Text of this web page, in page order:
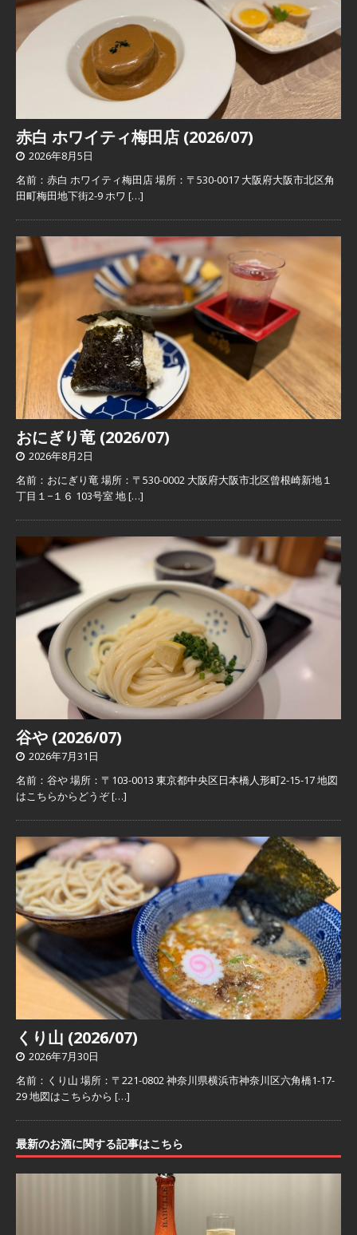
赤白 ホワイティ梅田店 (2026/07)
2026年8月5日
名前：赤白 ホワイティ梅田店 場所：〒530-0017 大阪府大阪市北区角
田町梅田地下街2-9 ホワ […]
おにぎり竜 (2026/07)
2026年8月2日
名前：おにぎり竜 場所：〒530-0002 大阪府大阪市北区曾根崎新地１
丁目１−１６ 103号室 地[…]
谷や (2026/07)
2026年7月31日
名前：谷や 場所：〒103-0013 東京都中央区日本橋人形町2-15-17 地図
はこちらからどうぞ[…]
くり山 (2026/07)
2026年7月30日
名前：くり山 場所：〒221-0802 神奈川県横浜市神奈川区六角橋1-17-
29 地図はこちらから […]
最新のお酒に関する記事はこちら